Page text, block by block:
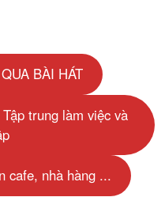
BÀI HÁT
trung làm việc và
cafe, nhà hàng ...